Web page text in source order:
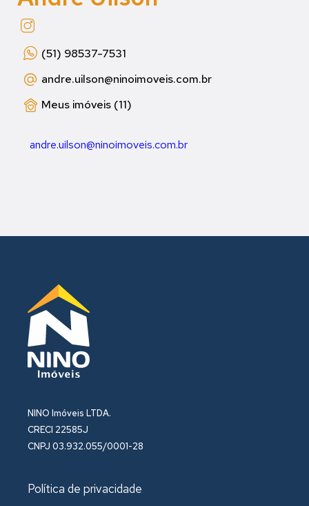
(51) 98537-7531
andre.uilson@ninoimoveis.com.br
Meus imóveis (11)
andre.uilson@ninoimoveis.com.br
NINO Imóveis LTDA.
CRECI 22585J
CNPJ 03.932.055/0001-28
Política de privacidade